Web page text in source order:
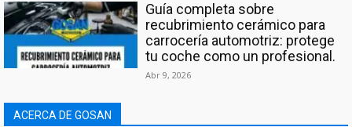
Guía completa sobre
recubrimiento cerámico para
carrocería automotriz: protege
tu coche como un profesional.
Abr 9, 2026
ACERCA DE GOSAN